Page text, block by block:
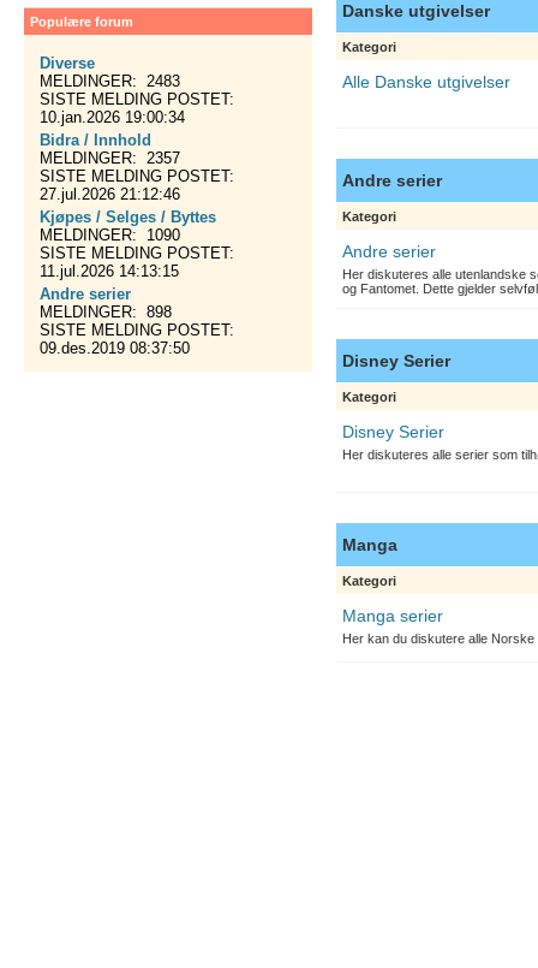
Populære forum
Diverse
MELDINGER: 2483
SISTE MELDING POSTET:
10.jan.2026 19:00:34
Bidra / Innhold
MELDINGER: 2357
SISTE MELDING POSTET:
27.jul.2026 21:12:46
Kjøpes / Selges / Byttes
MELDINGER: 1090
SISTE MELDING POSTET:
11.jul.2026 14:13:15
Andre serier
MELDINGER: 898
SISTE MELDING POSTET:
09.des.2019 08:37:50
Danske utgivelser
Kategori
Alle Danske utgivelser
Andre serier
Kategori
Andre serier
Her diskuteres alle utenlandske
og Fantomet. Dette gjelder
Disney Serier
Kategori
Disney Serier
Her diskuteres alle serier som
Manga
Kategori
Manga serier
Her kan du diskutere alle Norske